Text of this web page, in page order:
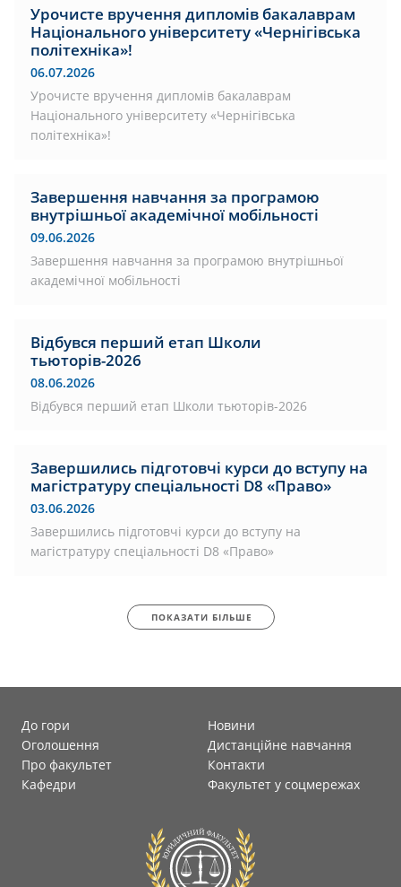
Урочисте вручення дипломів бакалаврам
Національного університету «Чернігівська
політехніка»!
06.07.2026
Урочисте вручення дипломів бакалаврам
Національного університету «Чернігівська
політехніка»!
Завершення навчання за програмою
внутрішньої академічної мобільності
09.06.2026
Завершення навчання за програмою внутрішньої
академічної мобільності
Відбувся перший етап Школи
тьюторів-2026
08.06.2026
Відбувся перший етап Школи тьюторів-2026
Завершились підготовчі курси до вступу на
магістратуру спеціальності D8 «Право»
03.06.2026
Завершились підготовчі курси до вступу на
магістратуру спеціальності D8 «Право»
ПОКАЗАТИ БІЛЬШЕ
До гори
Новини
Оголошення
Дистанційне навчання
Про факультет
Контакти
Кафедри
Факультет у соцмережах